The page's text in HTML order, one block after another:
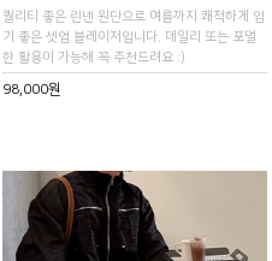
퀄리티 좋은 린넨 원단으로 여름까지 쾌적하게 입
기 좋은 셋업 블레이저입니다. 데일리 또는 포멀
한 활용이 가능해 꼭 추천드려요 :)
98,000원